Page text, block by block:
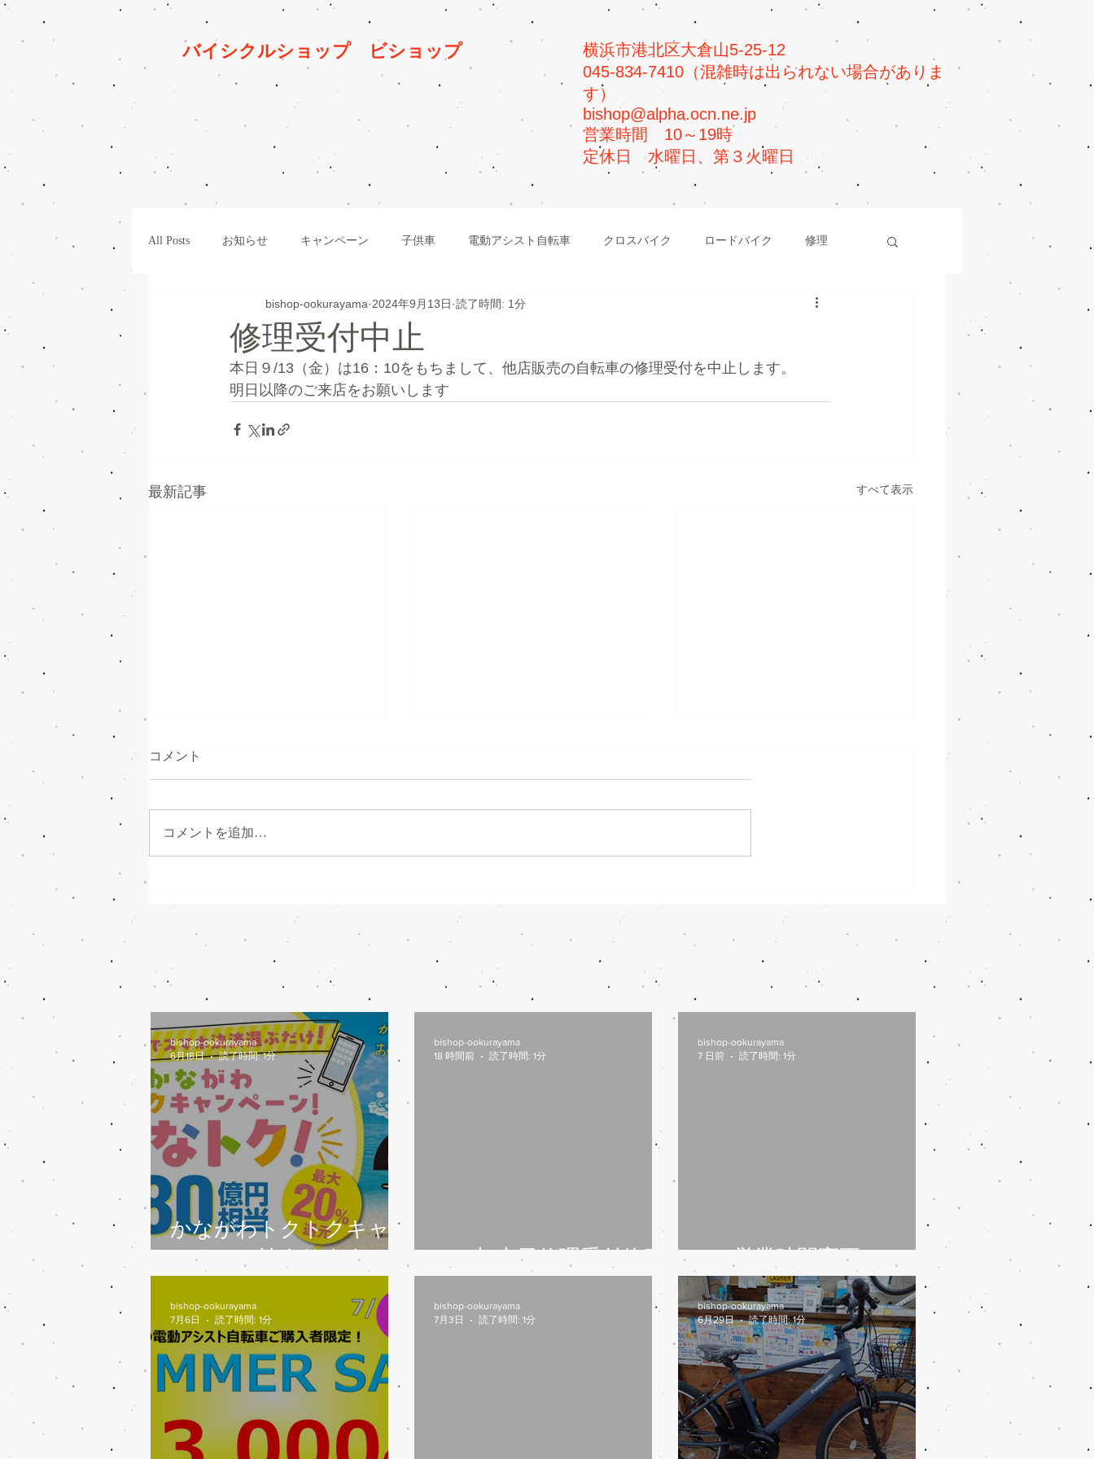
バイシクルショップ ビショップ
横浜市港北区大倉山5-25-12
045-834-7410（混雑時は出られない場合がありま
す）
bishop@alpha.ocn.ne.jp
​営業時間 10～19時
​定休日 水曜日、第３火曜日
All Posts お知らせ キャンペーン 子供車 電動アシスト自転車 クロスバイク ロードバイク 修理
整備 一般車 ビーチクルーザー マウンテンバイク
修理受付中止
bishop-ookurayama 2024年9月13日 読了時間: 1分
本日９/13（金）は16：10をもちまして、他店販売の自転車の修理受付を中止します。
明日以降のご来店をお願いします
最新記事 すべて表示
ン始まります
本日8/6（木）は修理多数によ
本日7/31は都合により、18：30
コメント
コメントを追加…
かながわトクトクキャ
ンペーン始まります
bishop-ookurayama
6月18日
読了時間: 1分
8/6(木)本日修理受付終了
bishop-ookurayama
18 時間前
読了時間: 1分
7/31営業時間変更
bishop-ookurayama
7 日前
読了時間: 1分
bishop-ookurayama
7月6日
読了時間: 1分
bishop-ookurayama
7月3日
読了時間: 1分
bishop-ookurayama
6月29日
読了時間: 1分